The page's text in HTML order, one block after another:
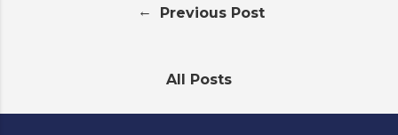
← Previous Post
All Posts